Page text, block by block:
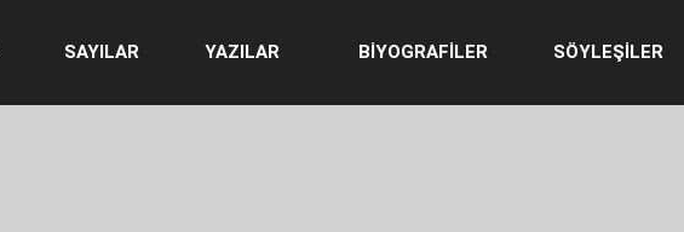
SAYILAR YAZILAR BİYOGRAFİLER SÖYLEŞİLER